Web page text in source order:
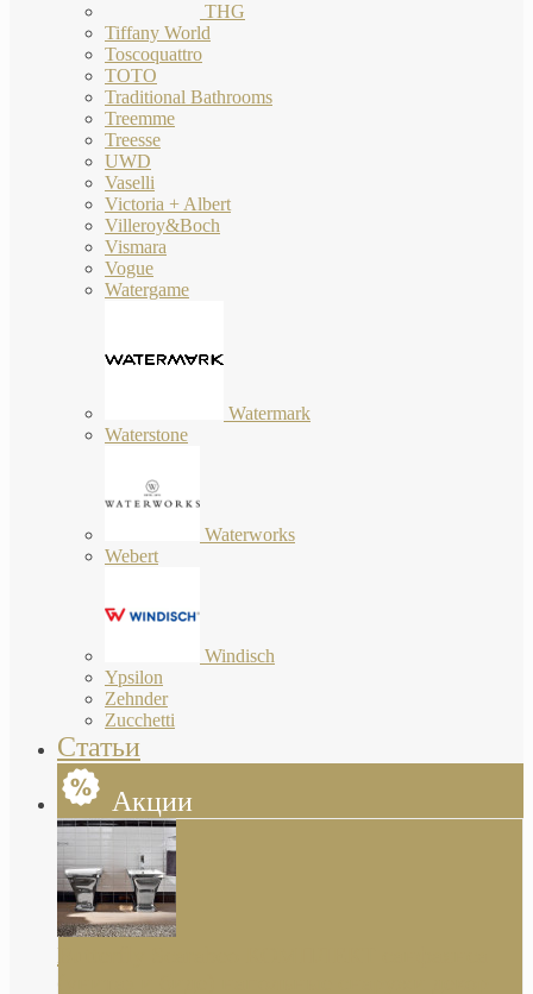
THG
Tiffany World
Toscoquattro
TOTO
Traditional Bathrooms
Treemme
Treesse
UWD
Vaselli
Victoria + Albert
Villeroy&Boch
Vismara
Vogue
Watergame
Watermark
Waterstone
Waterworks
Webert
Windisch
Ypsilon
Zehnder
Zucchetti
Статьи
Акции
Butterfly Scarabeo КОМПЛЕКТ санфаянса